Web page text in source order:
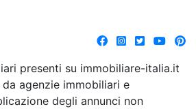
presenti su immobiliare-italia.it
agenzie immobiliari e
degli annunci non